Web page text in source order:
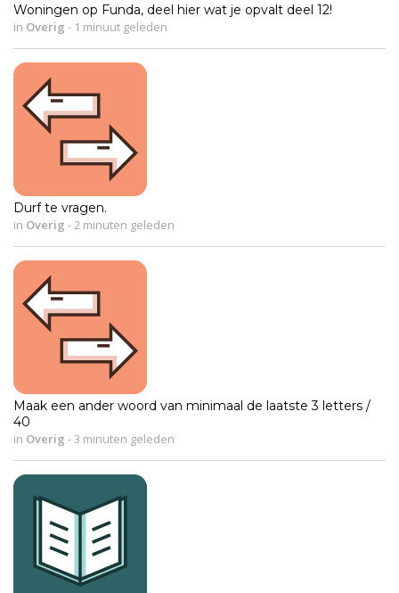
Woningen op Funda, deel hier wat je opvalt deel 12!
in Overig - 1 minuut geleden
Durf te vragen.
in Overig -2 minuten geleden
Maak een ander woord van minimaal de laatste 3 letters /
40
in Overig -3 minuten geleden